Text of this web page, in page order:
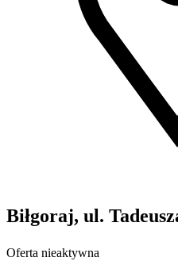
Biłgoraj, ul.
Oferta nieaktywna